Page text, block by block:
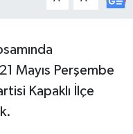
Mayıs Perşembe
Kapaklı İlçe